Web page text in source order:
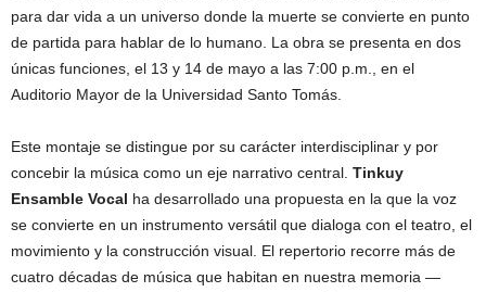
para dar vida a un universo donde la muerte se convierte en punto
de partida para hablar de lo humano. La obra se presenta en dos
únicas funciones, el 13 y 14 de mayo a las 7:00 p.m., en el
Auditorio Mayor de la Universidad Santo Tomás.
Este montaje se distingue por su carácter interdisciplinar y por
concebir la música como un eje narrativo central. Tinkuy
Ensamble Vocal ha desarrollado una propuesta en la que la voz
se convierte en un instrumento versátil que dialoga con el teatro, el
movimiento y la construcción visual. El repertorio recorre más de
cuatro décadas de música que habitan en nuestra memoria —